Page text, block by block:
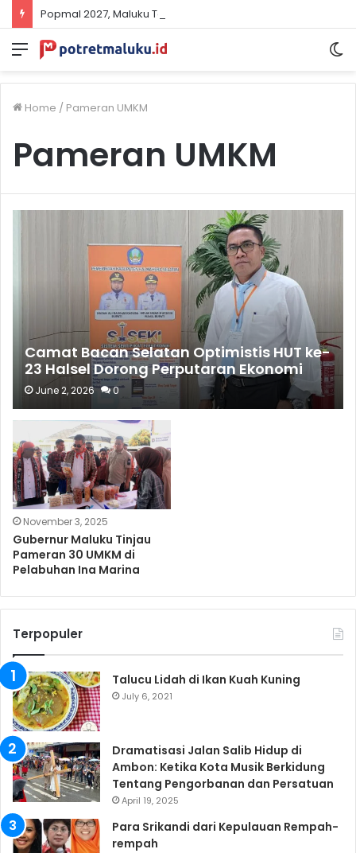
Menu
Home / Pameran UMKM
Pameran UMKM
Camat Bacan Selatan Optimistis HUT ke-
23 Halsel Dorong Perputaran Ekonomi
Lokal
June 2, 2026 0
November 3, 2025
Gubernur Maluku Tinjau
Pameran 30 UMKM di
Pelabuhan Ina Marina
Terpopuler
Talucu Lidah di Ikan Kuah Kuning
July 6, 2021
Dramatisasi Jalan Salib Hidup di
Ambon: Ketika Kota Musik Berkidung
Tentang Pengorbanan dan Persatuan
April 19, 2025
Para Srikandi dari Kepulauan Rempah-
rempah